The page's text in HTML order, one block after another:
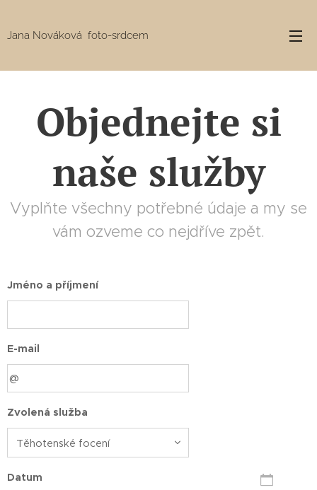
Jana Nováková foto-srdcem
Objednejte si
naše služby
Vyplňte všechny potřebné údaje a my se
vám ozveme co nejdříve zpět.
Jméno a příjmení
E-mail
Zvolená služba
Datum